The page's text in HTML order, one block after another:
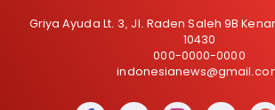
Griya Ayuda Lt. 3, Jl. Raden Saleh 9B
10430
000-0000-0000